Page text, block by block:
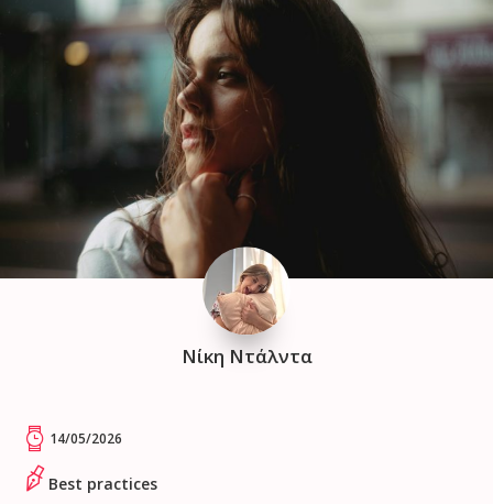
Νίκη Ντάλντα
14/05/2026
Best practices